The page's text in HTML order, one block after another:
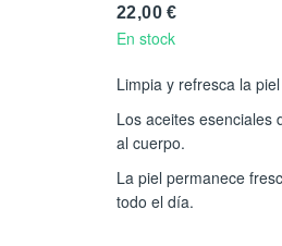
22,00 €
En stock
Limpia y refresca la
Los aceites esenciales
al cuerpo.
La piel permanece
todo el día.